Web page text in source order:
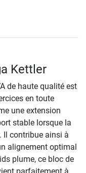
Kettler
de haute qualité est
en toute
une extension
stable lorsque la
Il contribue ainsi à
alignement optimal
plume, ce bloc de